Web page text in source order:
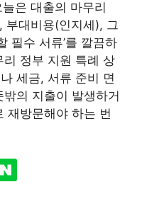
은 대출의 마무리
부대비용(인지세), 그
필수 서류’를 깔끔하
정부 지원 특례 상
세금, 서류 준비 면
의 지출이 발생하거
재방문해야 하는 번